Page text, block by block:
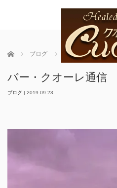
ホーム ブログ バー・クオーレ通信
バー・クオーレ通信
ブログ | 2019.09.23